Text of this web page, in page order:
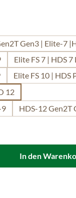
Gen3 | Elite-7
Elite FS 7 | HDS 7
Elite FS 10 | HDS
12
9
HDS-12 Gen2T
In den